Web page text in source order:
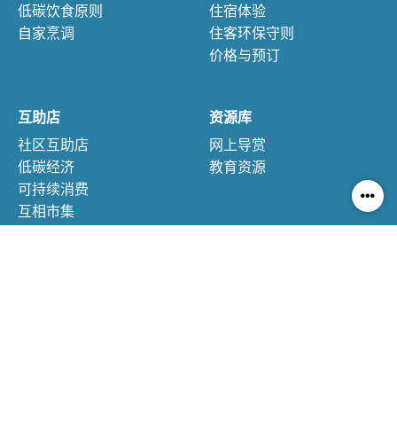
低碳饮食原则
自家烹调
住宿体验
住客环保守则
价格与预订
互助店
社区互助店
低碳经济
可持续消费
互相市集
资源库
网上导赏
教育资源